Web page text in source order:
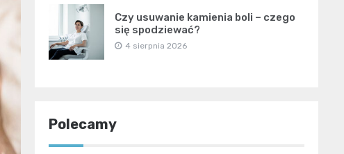
Czy usuwanie kamienia boli – czego
się spodziewać?
4 sierpnia 2026
Polecamy